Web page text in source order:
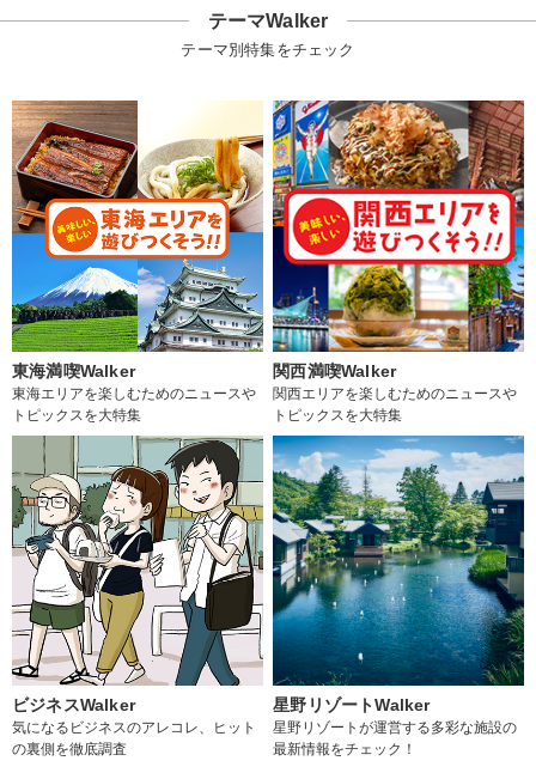
テーマWalker
テーマ別特集をチェック
東海満喫Walker
東海エリアを楽しむためのニュースや
トピックスを大特集
関西満喫Walker
関西エリアを楽しむためのニュースや
トピックスを大特集
ビジネスWalker
気になるビジネスのアレコレ、ヒット
の裏側を徹底調査
星野リゾートWalker
星野リゾートが運営する多彩な施設の
最新情報をチェック！